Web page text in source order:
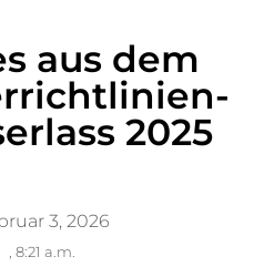
aus dem
2025
3, 2026
, 8:21 a.m.